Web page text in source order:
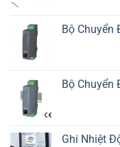
Bộ Chuyển
Bộ Chuyển
Ghi Nhiệt